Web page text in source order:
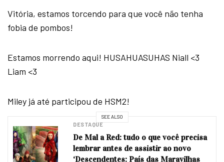
Vitória, estamos torcendo para que você não tenha
fobia de pombos!
Estamos morrendo aqui! HUSAHUASUHAS Niall <3
Liam <3
Miley já até participou de HSM2!
SEE ALSO
DESTAQUE
De Mal a Red: tudo o que você precisa
lembrar antes de assistir ao novo
‘Descendentes: País das Maravilhas